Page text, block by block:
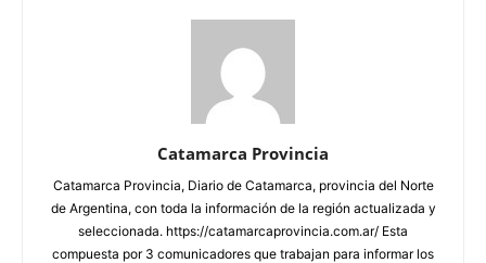
Catamarca Provincia
Catamarca Provincia, Diario de Catamarca, provincia del Norte
de Argentina, con toda la información de la región actualizada y
seleccionada. https://catamarcaprovincia.com.ar/ Esta
compuesta por 3 comunicadores que trabajan para informar los